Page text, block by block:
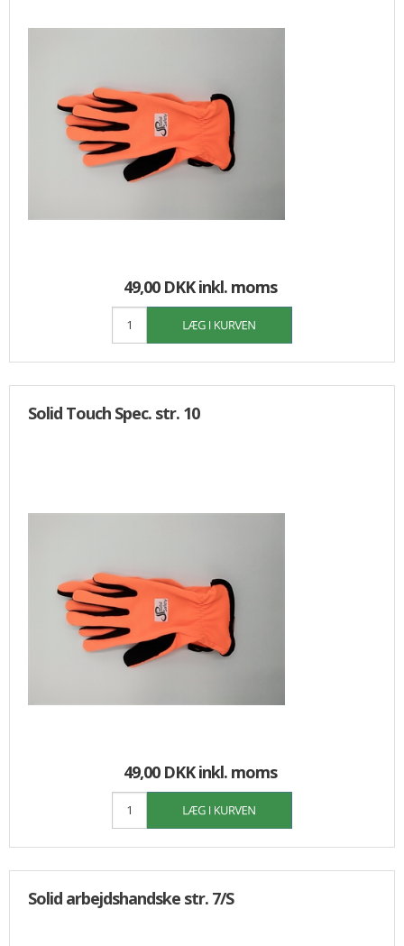
49,00 DKKinkl. moms
Solid Touch Spec. str. 10
49,00 DKKinkl. moms
Solid arbejdshandske str. 7/S